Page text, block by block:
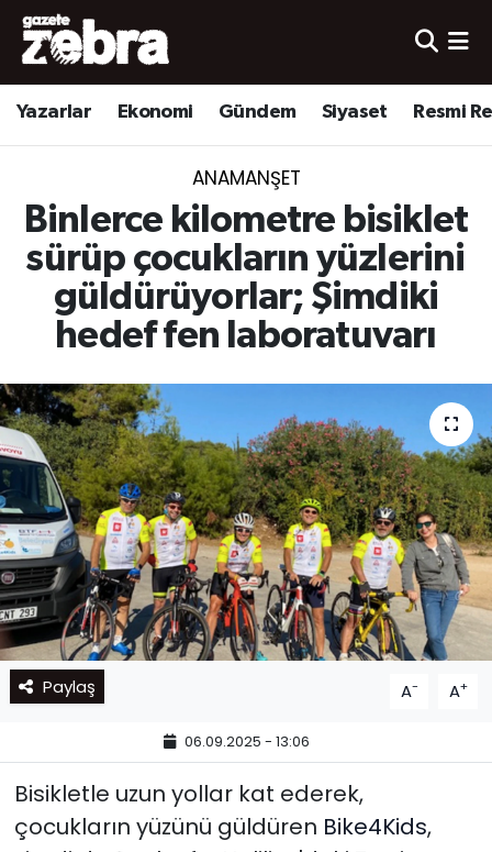
Yazarlar Ekonomi Gündem Siyaset Resmi
ANAMANŞET
Binlerce kilometre bisiklet
sürüp çocukların yüzlerini
güldürüyorlar; Şimdiki
hedef fen laboratuvarı
Paylaş A- A+
06.09.2025 - 13:06
Bisikletle uzun yollar kat ederek,
çocukların yüzünü güldüren Bike4Kids,
Yazarlar
Ekonomi
Yerel
Spor
Nöbetçi Eczaneler
Hava Durumu
Süper Lig Puan Durumu ve Fikstür
Tüm Manşetler
Haber Arşivi